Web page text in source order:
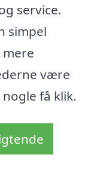
service.
simpel
være
få klik.